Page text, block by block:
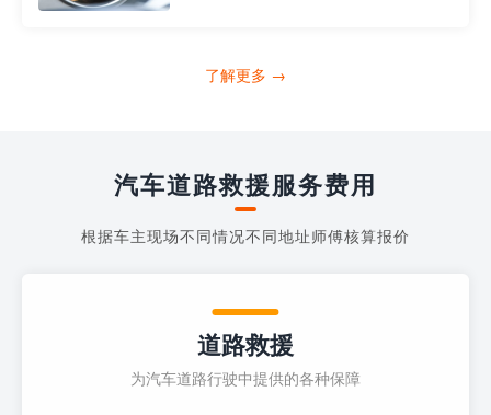
打4006363122请求送油人员来帮助你。
了解更多 →
汽车道路救援服务费用
根据车主现场不同情况不同地址师傅核算报价
道路救援
为汽车道路行驶中提供的各种保障